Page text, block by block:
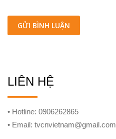
LIÊN HỆ
• Hotline: 0906262865
• Email: tvcnvietnam@gmail.com